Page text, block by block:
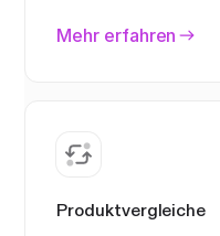
Mehr erfahren
Produktvergleiche